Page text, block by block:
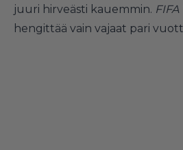
juuri hirveästi kauemmin.
hengittää vain vajaat pari